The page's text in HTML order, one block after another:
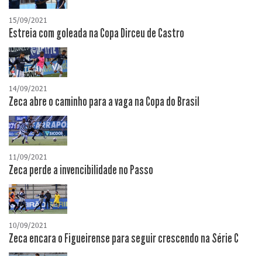
15/09/2021
Estreia com goleada na Copa Dirceu de Castro
14/09/2021
Zeca abre o caminho para a vaga na Copa do Brasil
11/09/2021
Zeca perde a invencibilidade no Passo
10/09/2021
Zeca encara o Figueirense para seguir crescendo na Série C